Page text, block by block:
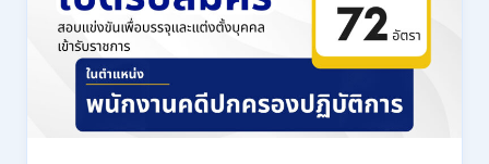
ป.ตรี
หลาย
ไป
/
เงิน